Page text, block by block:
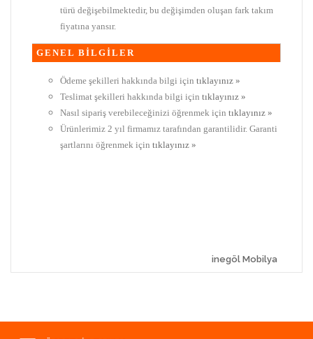
türü değişebilmektedir, bu değişimden oluşan fark takım
fiyatına yansır.
GENEL BİLGİLER
Ödeme şekilleri hakkında bilgi için tıklayınız »
Teslimat şekilleri hakkında bilgi için tıklayınız »
Nasıl sipariş verebileceğinizi öğrenmek için tıklayınız »
Ürünlerimiz 2 yıl firmamız tarafından garantilidir. Garanti
şartlarını öğrenmek için tıklayınız »
inegöl Mobilya